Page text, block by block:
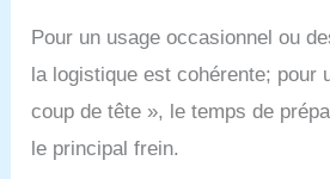
anti-vent
et (+Mat)
kg, et
Pour un usage occasionnel ou
la logistique est cohérente; pour
coup de tête », le temps de
le principal frein.